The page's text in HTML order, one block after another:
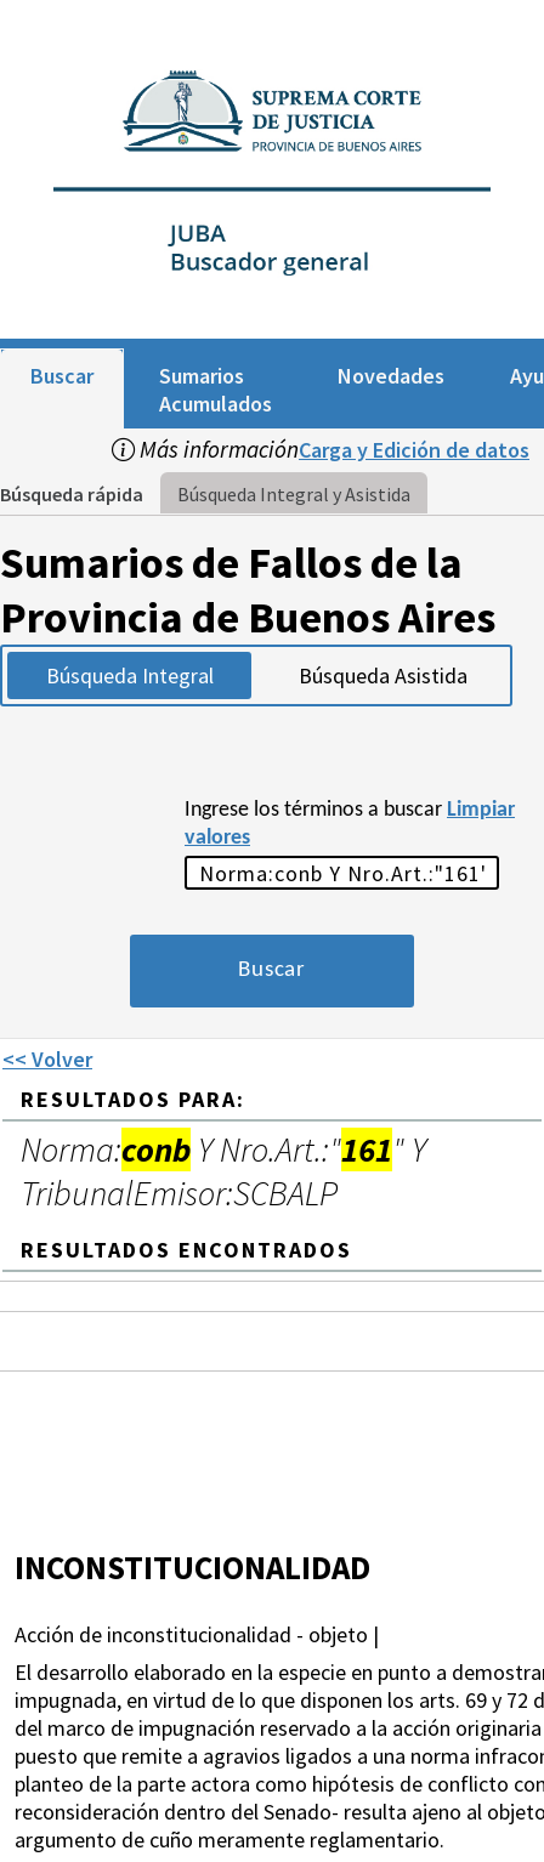
Buscar
Sumarios
Acumulados
Novedades
Más informaciónCarga y Edición de datos
Búsqueda rápida Búsqueda Integral y Asistida
Sumarios de Fallos de la
Provincia de Buenos Aires
Búsqueda Integral Búsqueda Asistida
Ingrese los términos a buscar Limpiar
valores
<< Volver
RESULTADOS PARA:
Norma:conb Y Nro.Art.:"161" Y
TribunalEmisor:SCBALP
RESULTADOS ENCONTRADOS
INCONSTITUCIONALIDAD
Acción de inconstitucionalidad - objeto |
El desarrollo elaborado en la especie en punto a
impugnada, en virtud de lo que disponen los arts. 69 y
del marco de impugnación reservado a la acción
puesto que remite a agravios ligados a una norma
planteo de la parte actora como hipótesis de conflicto
reconsideración dentro del Senado- resulta ajeno al
argumento de cuño meramente reglamentario.